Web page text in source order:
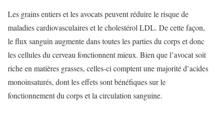
Les grains entiers et les avocats peuvent réduire le risque de
maladies cardiovasculaires et le cholestérol LDL. De cette façon,
le flux sanguin augmente dans toutes les parties du corps et donc
les cellules du cerveau fonctionnent mieux. Bien que l’avocat soit
riche en matières grasses, celles-ci comptent une majorité d’acides
monoinsaturés, dont les effets sont bénéfiques sur le
fonctionnement du corps et la circulation sanguine.